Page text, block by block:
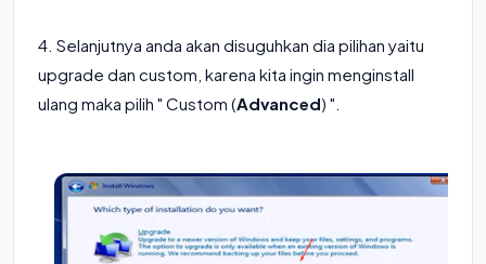
4. Selanjutnya anda akan disuguhkan dia pilihan yaitu
upgrade dan custom, karena kita ingin menginstall
ulang maka pilih " Custom (Advanced) ".